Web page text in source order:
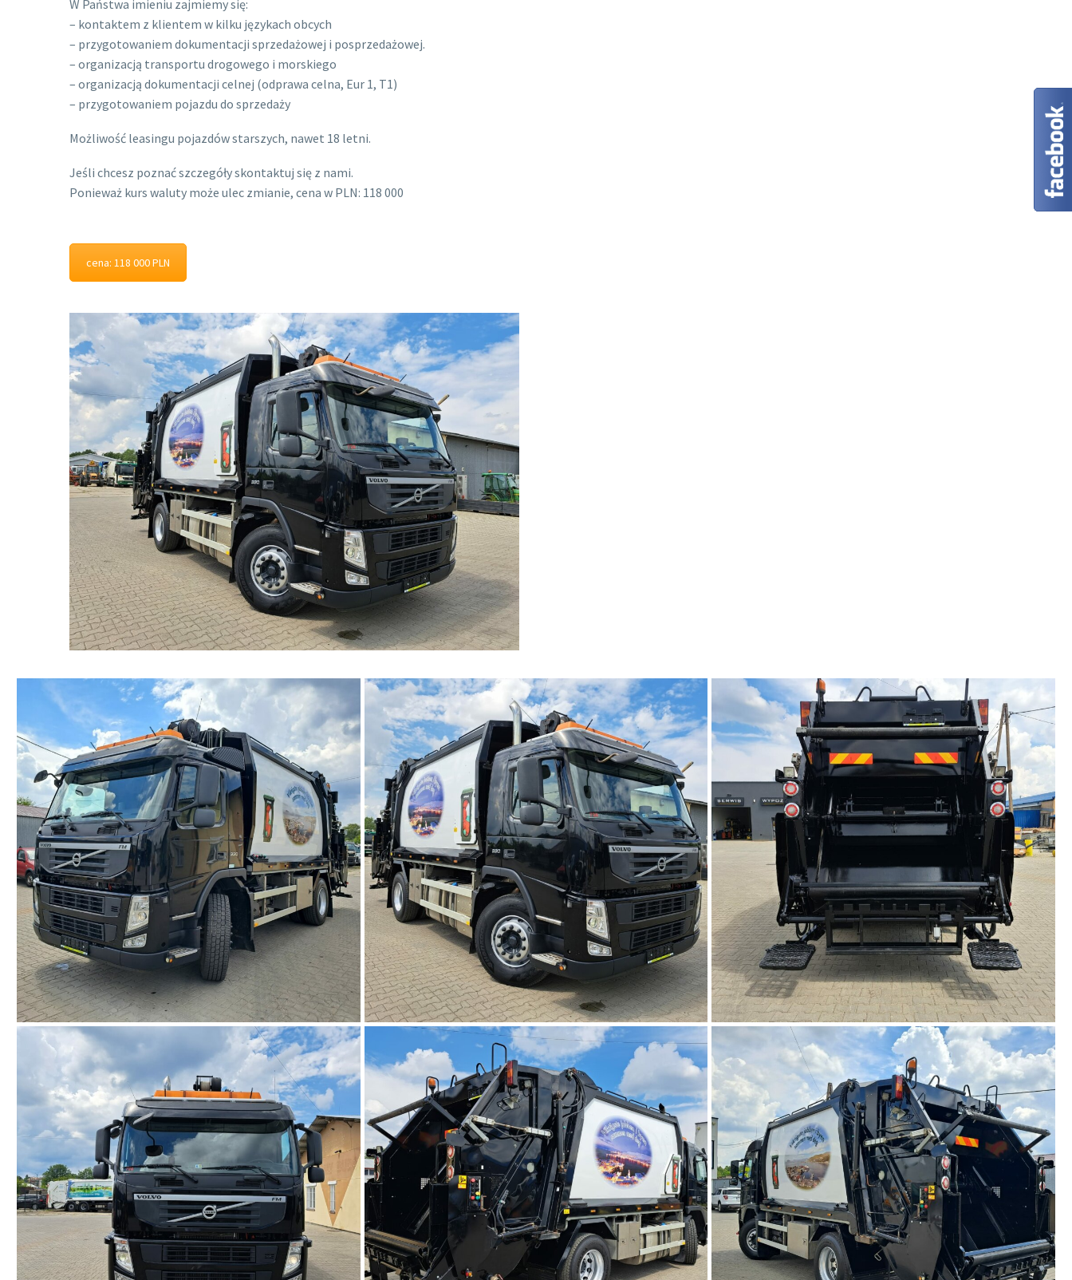
W Państwa imieniu zajmiemy się:
– kontaktem z klientem w kilku językach obcych
– przygotowaniem dokumentacji sprzedażowej i posprzedażowej.
– organizacją transportu drogowego i morskiego
– organizacją dokumentacji celnej (odprawa celna, Eur 1, T1)
– przygotowaniem pojazdu do sprzedaży
Możliwość leasingu pojazdów starszych, nawet 18 letni.
Jeśli chcesz poznać szczegóły skontaktuj się z nami.
Ponieważ kurs waluty może ulec zmianie, cena w PLN: 118 000
cena: 118 000 PLN